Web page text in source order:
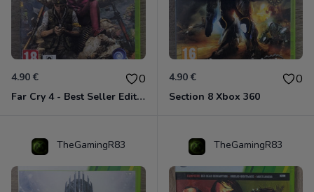
4.90 € 0
Far Cry 4 - Best Seller Edition Xbox 360
4.90 € 0
Section 8 Xbox 360
TheGamingR83 TheGamingR83